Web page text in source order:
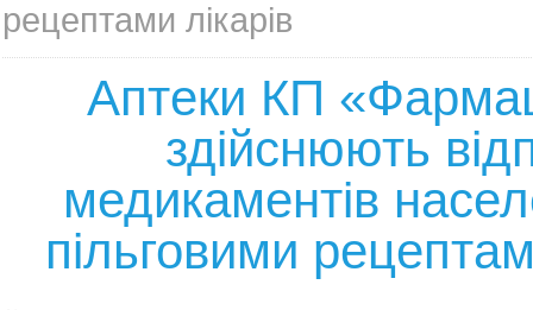
рецептами лікарів
Аптеки КП
здійснюють
медикаментів
пільговими